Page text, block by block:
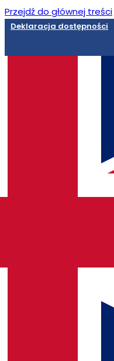
Przejdź do głównej treści
Deklaracja dostępności